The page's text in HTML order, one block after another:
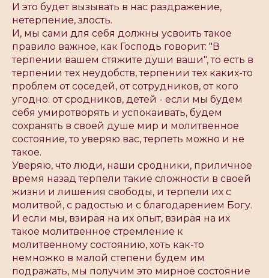
И это будет вызывать в нас раздражение,
нетерпение, злость.
И, мы сами для себя должны усвоить такое
правило важное, как Господь говорит: "В
терпении вашем стяжите души ваши", то есть в
терпении тех неудобств, терпении тех каких-то
проблем от соседей, от сотрудников, от кого
угодно: от сродников, детей - если мы будем
себя умиротворять и успокаивать, будем
сохранять в своей душе мир и молитвенное
состояние, то уверяю вас, терпеть можно и не
такое.
Уверяю, что люди, наши сродники, приличное
время назад терпели такие сложности в своей
жизни и лишения свободы, и терпели их с
молитвой, с радостью и с благодарением Богу.
И если мы, взирая на их опыт, взирая на их
такое молитвенное стремление к
молитвенному состоянию, хоть как-то
немножко в малой степени будем им
подражать, мы получим это мирное состояние